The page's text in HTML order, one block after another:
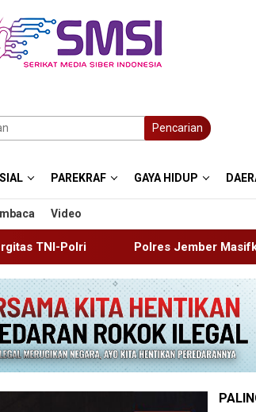
Pencarian
PAREKRAF GAYA HIDUP
Video
Jember Masifkan Edukasi Berkendara